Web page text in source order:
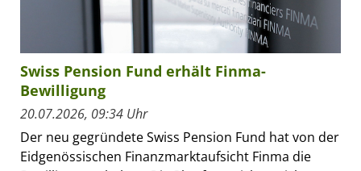
Swiss Pension Fund erhält Finma-
Bewilligung
20.07.2026, 09:34 Uhr
Der neu gegründete Swiss Pension Fund hat von der
Eidgenössischen Finanzmarktaufsicht Finma die